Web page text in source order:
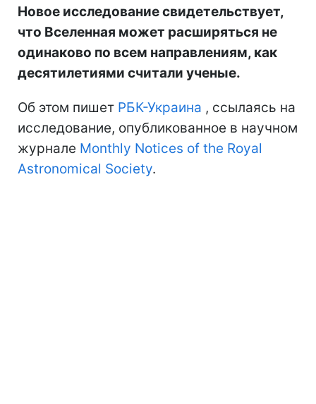
Новое исследование свидетельствует,
что Вселенная может расширяться не
одинаково по всем направлениям, как
десятилетиями считали ученые.
Об этом пишет РБК-Украина , ссылаясь на
исследование, опубликованное в научном
журнале Monthly Notices of the Royal
Astronomical Society.